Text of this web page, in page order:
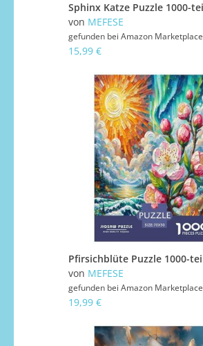
von MEFESE
gefunden bei Amazon Marketplace
15,99 €
von MEFESE
gefunden bei Amazon Marketplace
19,99 €